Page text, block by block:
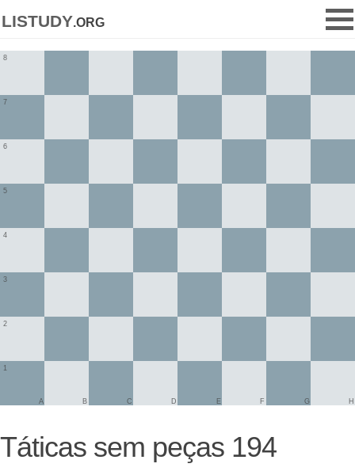
listudy.org
1
2
3
4
5
6
7
8
A B C D E F G H
Táticas sem peças 194